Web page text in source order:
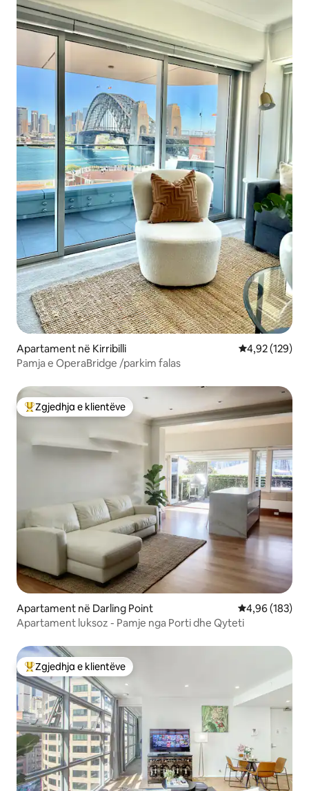
Apartament në Kirribilli Vlerësimi
4,92 (129)
Pamja e OperaBridge /parkim falas
Më të mirat e zgjedhjeve të klientëve
Zgjedhja e klientëve
Apartament në Darling Point Vlerësimi
4,96 (183)
Apartament luksoz - Pamje nga Porti dhe Qyteti
Më të mirat e zgjedhjeve të klientëve
Zgjedhja e klientëve